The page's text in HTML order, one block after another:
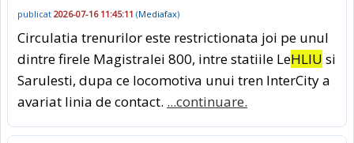
publicat 2026-07-16 11:45:11 (Mediafax)
Circulatia trenurilor este restrictionata joi pe unul
dintre firele Magistralei 800, intre statiile LeHLIU si
Sarulesti, dupa ce locomotiva unui tren InterCity a
avariat linia de contact. ...continuare.